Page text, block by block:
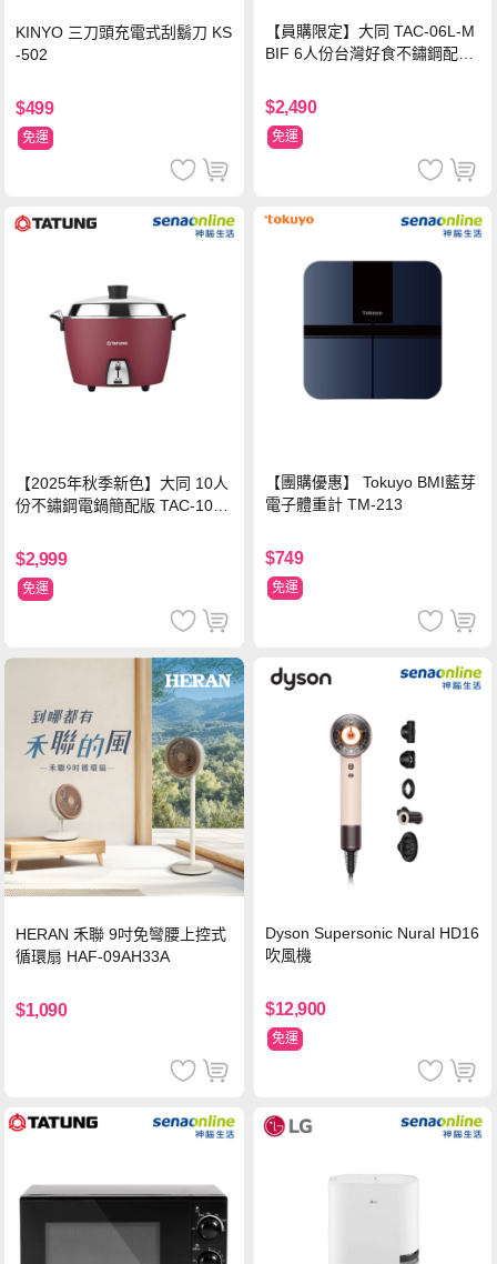
KINYO 三刀頭充電式刮鬍刀 KS
-502
$499
免運
【員購限定】大同 TAC-06L-M
BIF 6人份台灣好食不鏽鋼配件
$2,490
免運
【2025年秋季新色】大同 10人
份不鏽鋼電鍋簡配版 TAC-10L-
$2,999
免運
【團購優惠】 Tokuyo BMI藍芽
電子體重計 TM-213
$749
免運
HERAN 禾聯 9吋免彎腰上控式
循環扇 HAF-09AH33A
$1,090
Dyson Supersonic Nural HD16
吹風機
$12,900
免運